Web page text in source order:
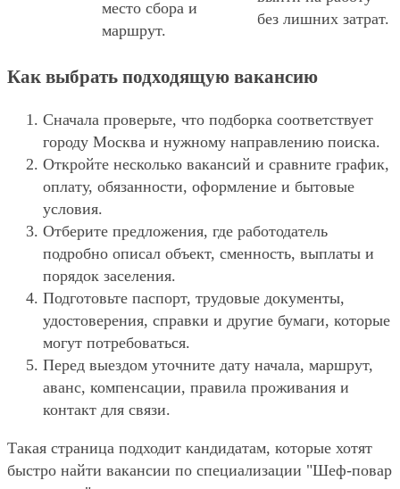
место сбора и
маршрут.
без лишних затрат.
Как выбрать подходящую вакансию
Сначала проверьте, что подборка соответствует
городу Москва и нужному направлению поиска.
Откройте несколько вакансий и сравните график,
оплату, обязанности, оформление и бытовые
условия.
Отберите предложения, где работодатель
подробно описал объект, сменность, выплаты и
порядок заселения.
Подготовьте паспорт, трудовые документы,
удостоверения, справки и другие бумаги, которые
могут потребоваться.
Перед выездом уточните дату начала, маршрут,
аванс, компенсации, правила проживания и
контакт для связи.
Такая страница подходит кандидатам, которые хотят
быстро найти вакансии по специализации "Шеф-повар